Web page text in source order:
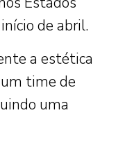
de abril.
a estética
time de
uma